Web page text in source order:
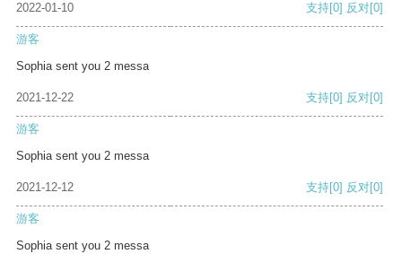
2022-01-10 支持[0] 反对[0]
游客
Sophia sent you 2 messa
2021-12-22 支持[0] 反对[0]
游客
Sophia sent you 2 messa
2021-12-12 支持[0] 反对[0]
游客
Sophia sent you 2 messa